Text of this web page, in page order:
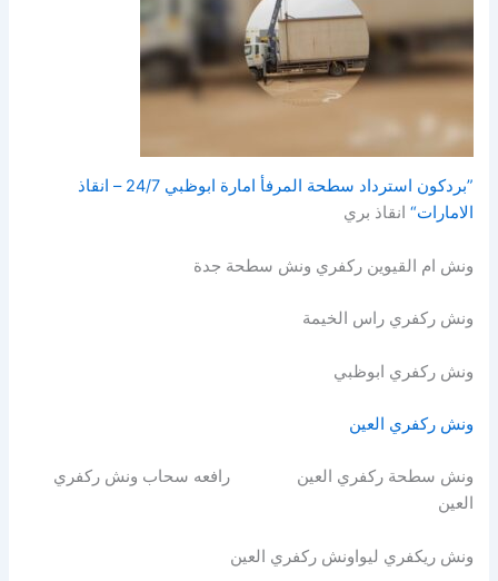
”بردكون استرداد سطحة المرفأ امارة ابوظبي 24/7 – انقاذ
الامارات“ انقاذ بري
ونش ام القيوين ركفري ونش سطحة جدة
ونش ركفري راس الخيمة
ونش ركفري ابوظبي
ونش ركفري العين
ونش سطحة ركفري العين رافعه سحاب ونش ركفري
العين
ونش ريكفري ليواونش ركفري العين